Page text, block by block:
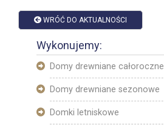
WRÓĆ DO AKTUALNOŚCI
Wykonujemy:
Domy drewniane całoroczne
Domy drewniane sezonowe
Domki letniskowe